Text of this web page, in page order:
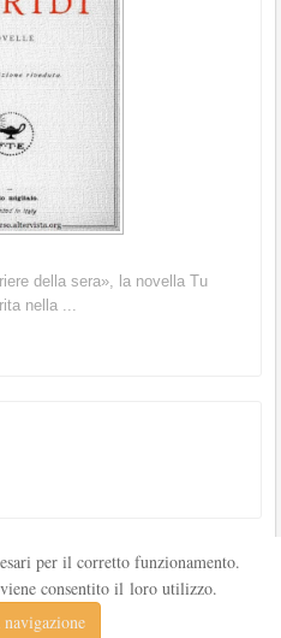
della sera», la novella Tu
nella ...
per il corretto funzionamento.
consentito il loro utilizzo.